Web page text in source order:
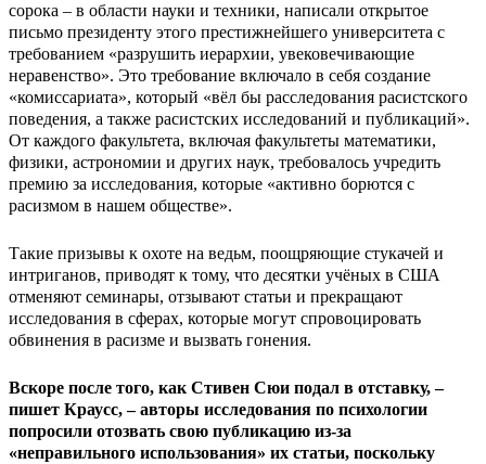
сорока – в области науки и техники, написали открытое
письмо президенту этого престижнейшего университета с
требованием «разрушить иерархии, увековечивающие
неравенство». Это требование включало в себя создание
«комиссариата», который «вёл бы расследования расистского
поведения, а также расистских исследований и публикаций».
От каждого факультета, включая факультеты математики,
физики, астрономии и других наук, требовалось учредить
премию за исследования, которые «активно борются с
расизмом в нашем обществе».
Такие призывы к охоте на ведьм, поощряющие стукачей и
интриганов, приводят к тому, что десятки учёных в США
отменяют семинары, отзывают статьи и прекращают
исследования в сферах, которые могут спровоцировать
обвинения в расизме и вызвать гонения.
Вскоре после того, как Стивен Сюи подал в отставку, –
пишет Краусс, – авторы исследования по психологии
попросили отозвать свою публикацию из-за
«неправильного использования» их статьи, поскольку